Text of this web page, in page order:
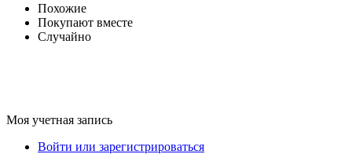
Похожие
Покупают вместе
Случайно
Моя учетная запись
Войти или зарегистрироваться